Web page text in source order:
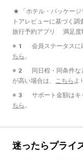
*「ホテル・パッケージ
トアレビューに基づ
旅行予約アプリ 満足度
※1 会員ステータスに応
ちら 。
※2 同日程・同条件など
が高い場合は、 こちら よ
※3 サポート金額はキ
ちら 。
迷ったらプライ